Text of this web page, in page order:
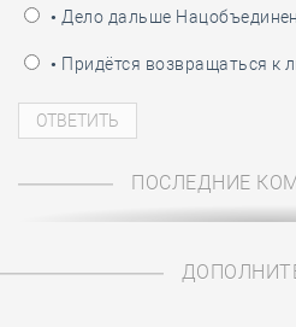
• Дело дальше
• Придётся возвращаться к
ПОСЛЕДНИЕ